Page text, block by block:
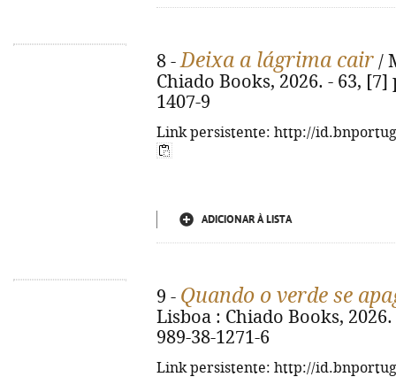
8 -Deixa a lágrima cair /
Chiado Books, 2026. - 63, [7]
1407-9
Link persistente: http://
ADICIONAR À LISTA
9 - Quando o verde se
Lisboa : Chiado Books,
989-38-1271-6
Link persistente: http://